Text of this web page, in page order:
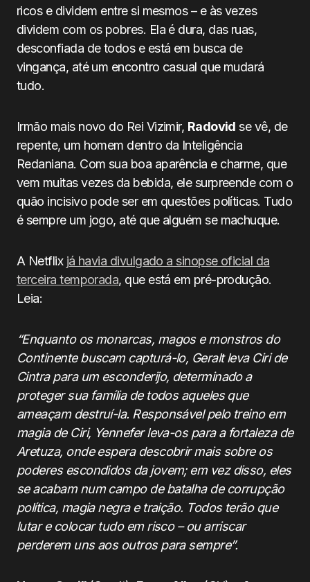
ricos e dividem entre si mesmos – e às vezes
dividem com os pobres. Ela é dura, das ruas,
desconfiada de todos e está em busca de
vingança, até um encontro casual que mudará
tudo.
Irmão mais novo do Rei Vizimir, Radovid se vê, de
repente, um homem dentro da Inteligência
Redaniana. Com sua boa aparência e charme, que
vem muitas vezes da bebida, ele surpreende com o
quão incisivo pode ser em questões políticas. Tudo
é sempre um jogo, até que alguém se machuque.
A Netflix já havia divulgado a sinopse oficial da
terceira temporada, que está em pré-produção.
Leia:
“Enquanto os monarcas, magos e monstros do
Continente buscam capturá-lo, Geralt leva Ciri de
Cintra para um esconderijo, determinado a
proteger sua família de todos aqueles que
ameaçam destruí-la. Responsável pelo treino em
magia de Ciri, Yennefer leva-os para a fortaleza de
Aretuza, onde espera descobrir mais sobre os
poderes escondidos da jovem; em vez disso, eles
se acabam num campo de batalha de corrupção
política, magia negra e traição. Todos terão que
lutar e colocar tudo em risco – ou arriscar
perderem uns aos outros para sempre”.